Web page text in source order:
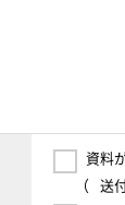
資料
（
送